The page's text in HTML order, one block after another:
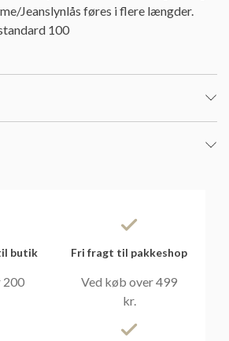
Jeanslynlås føres i flere længder.
100
butik
200
Fri fragt til pakkeshop
Ved køb over 499
kr.